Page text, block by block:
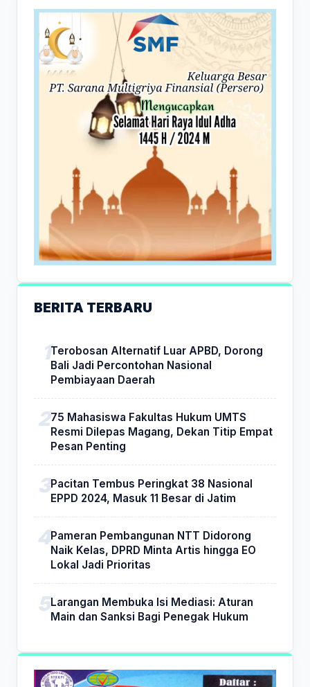
BERITA TERBARU
Terobosan Alternatif Luar APBD, Dorong
Bali Jadi Percontohan Nasional
Pembiayaan Daerah
75 Mahasiswa Fakultas Hukum UMTS
Resmi Dilepas Magang, Dekan Titip Empat
Pesan Penting
Pacitan Tembus Peringkat 38 Nasional
EPPD 2024, Masuk 11 Besar di Jatim
Pameran Pembangunan NTT Didorong
Naik Kelas, DPRD Minta Artis hingga EO
Lokal Jadi Prioritas
Larangan Membuka Isi Mediasi: Aturan
Main dan Sanksi Bagi Penegak Hukum